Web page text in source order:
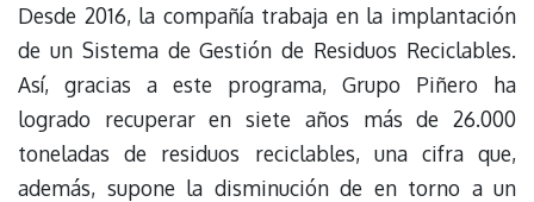
Desde 2016, la compañía trabaja en la implantación
de un Sistema de Gestión de Residuos Reciclables.
Así, gracias a este programa, Grupo Piñero ha
logrado recuperar en siete años más de 26.000
toneladas de residuos reciclables, una cifra que,
además, supone la disminución de en torno a un